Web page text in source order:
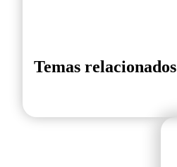
Temas relacionados